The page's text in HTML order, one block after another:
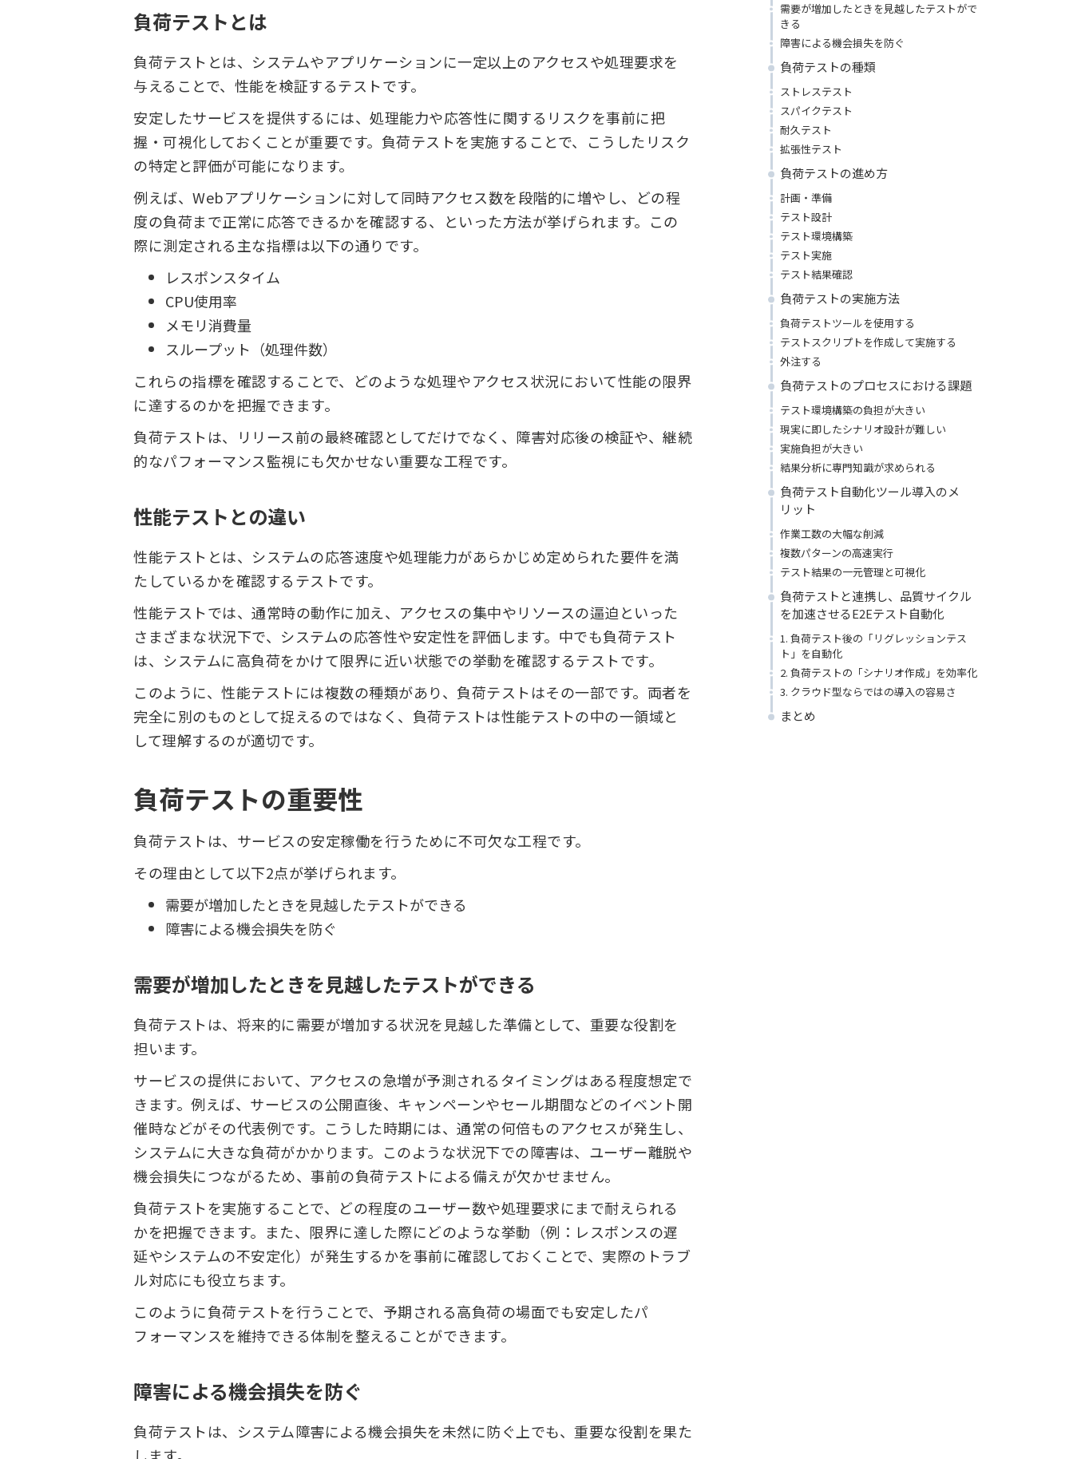
負荷テストとは
負荷テストとは、システムやアプリケーションに一定以上のアクセスや処理要求を
与えることで、性能を検証するテストです。
安定したサービスを提供するには、処理能力や応答性に関するリスクを事前に把
握・可視化しておくことが重要です。負荷テストを実施することで、こうしたリスク
の特定と評価が可能になります。
例えば、Webアプリケーションに対して同時アクセス数を段階的に増やし、どの程
度の負荷まで正常に応答できるかを確認する、といった方法が挙げられます。この
際に測定される主な指標は以下の通りです。
レスポンスタイム
CPU使用率
メモリ消費量
スループット（処理件数）
これらの指標を確認することで、どのような処理やアクセス状況において性能の限界
に達するのかを把握できます。
負荷テストは、リリース前の最終確認としてだけでなく、障害対応後の検証や、継続
的なパフォーマンス監視にも欠かせない重要な工程です。
性能テストとの違い
性能テストとは、システムの応答速度や処理能力があらかじめ定められた要件を満
たしているかを確認するテストです。
性能テストでは、通常時の動作に加え、アクセスの集中やリソースの逼迫といった
さまざまな状況下で、システムの応答性や安定性を評価します。中でも負荷テスト
は、システムに高負荷をかけて限界に近い状態での挙動を確認するテストです。
このように、性能テストには複数の種類があり、負荷テストはその一部です。両者を
完全に別のものとして捉えるのではなく、負荷テストは性能テストの中の一領域と
して理解するのが適切です。
負荷テストの重要性
負荷テストは、サービスの安定稼働を行うために不可欠な工程です。
その理由として以下2点が挙げられます。
需要が増加したときを見越したテストができる
障害による機会損失を防ぐ
需要が増加したときを見越したテストができる
負荷テストは、将来的に需要が増加する状況を見越した準備として、重要な役割を
担います。
サービスの提供において、アクセスの急増が予測されるタイミングはある程度想定で
きます。例えば、サービスの公開直後、キャンペーンやセール期間などのイベント開
催時などがその代表例です。こうした時期には、通常の何倍ものアクセスが発生し、
システムに大きな負荷がかかります。このような状況下での障害は、ユーザー離脱や
機会損失につながるため、事前の負荷テストによる備えが欠かせません。
負荷テストを実施することで、どの程度のユーザー数や処理要求にまで耐えられる
かを把握できます。また、限界に達した際にどのような挙動（例：レスポンスの遅
延やシステムの不安定化）が発生するかを事前に確認しておくことで、実際のトラブ
ル対応にも役立ちます。
このように負荷テストを行うことで、予期される高負荷の場面でも安定したパ
フォーマンスを維持できる体制を整えることができます。
障害による機会損失を防ぐ
負荷テストは、システム障害による機会損失を未然に防ぐ上でも、重要な役割を果た
します。
需要が増加したときを見越したテストがで
きる
障害による機会損失を防ぐ
負荷テストの種類
ストレステスト
スパイクテスト
耐久テスト
拡張性テスト
負荷テストの進め方
計画・準備
テスト設計
テスト環境構築
テスト実施
テスト結果確認
負荷テストの実施方法
負荷テストツールを使用する
テストスクリプトを作成して実施する
外注する
負荷テストのプロセスにおける課題
テスト環境構築の負担が大きい
現実に即したシナリオ設計が難しい
実施負担が大きい
結果分析に専門知識が求められる
負荷テスト自動化ツール導入のメ
リット
作業工数の大幅な削減
複数パターンの高速実行
テスト結果の一元管理と可視化
負荷テストと連携し、品質サイクル
を加速させるE2Eテスト自動化
1. 負荷テスト後の「リグレッションテス
ト」を自動化
2. 負荷テストの「シナリオ作成」を効率化
3. クラウド型ならではの導入の容易さ
まとめ